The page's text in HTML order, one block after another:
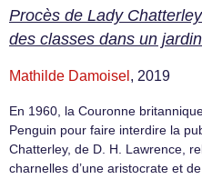
Procès de Lady
des classes dans un
Mathilde Damoisel , 2019
En 1960, la Couronne
Penguin pour faire interdire la
Chatterley, de D. H. Lawrence,
charnelles d’une aristocrate et